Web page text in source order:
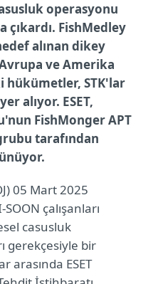
operasyonu
çıkardı. FishMedley
alınan dikey
ve Amerika
STK'lar
alıyor. ESET,
FishMonger APT
tarafından
05 Mart 2025
çalışanları
casusluk
gerekçesiyle bir
arasında ESET